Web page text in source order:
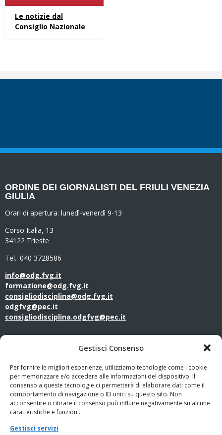
Gestisci Consenso
Per fornire le migliori esperienze, utilizziamo tecnologie come i cookie
per memorizzare e/o accedere alle informazioni del dispositivo. Il
consenso a queste tecnologie ci permetterà di elaborare dati come il
comportamento di navigazione o ID unici su questo sito. Non
acconsentire o ritirare il consenso può influire negativamente su alcune
caratteristiche e funzioni.
Gestisci servizi
Le notizie dal
Consiglio Nazionale
ORDINE DEI GIORNALISTI DEL FRIULI VENEZIA
GIULIA
Orari di apertura: lunedì-venerdì 9-13
Corso Italia, 13
34122 Trieste
Tel.: 040 3728586
info@odg.fvg.it
formazione@odg.fvg.it
consigliodisciplina@odg.fvg.it
odgfvg@pec.it
consigliodisciplina.odgfvg@pec.it
Privacy Policy
PagoPA